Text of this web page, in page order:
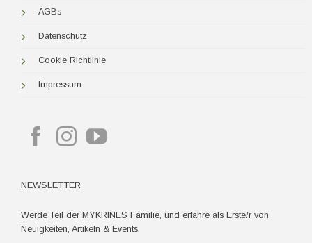
AGBs
Datenschutz
Cookie Richtlinie
Impressum
NEWSLETTER
Werde Teil der MYKRINES Familie, und erfahre als Erste/r von
Neuigkeiten, Artikeln & Events.